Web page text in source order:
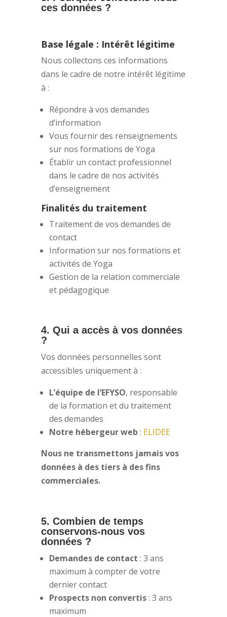
ces données ?
Base légale : Intérêt légitime
Nous collectons ces informations
dans le cadre de notre intérêt légitime
à :
Répondre à vos demandes
d’information
Vous fournir des renseignements
sur nos formations de Yoga
Établir un contact professionnel
dans le cadre de nos activités
d’enseignement
Finalités du traitement
Traitement de vos demandes de
contact
Information sur nos formations et
activités de Yoga
Gestion de la relation commerciale
et pédagogique
4. Qui a accès à vos données
?
Vos données personnelles sont
accessibles uniquement à :
L’équipe de l’EFYSO, responsable
de la formation et du traitement
des demandes
Notre hébergeur web : ELIDEE
Nous ne transmettons jamais vos
données à des tiers à des fins
commerciales.
5. Combien de temps
conservons-nous vos
données ?
Demandes de contact : 3 ans
maximum à compter de votre
dernier contact
Prospects non convertis: 3 ans
maximum